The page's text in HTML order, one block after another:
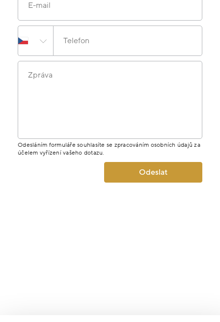
E-mail
Telefon
Zpráva
Odesláním formuláře souhlasíte se zpracováním osobních údajů za
účelem vyřízení vašeho dotazu.
Odeslat